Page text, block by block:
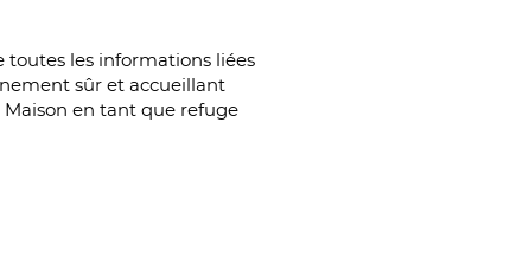
toutes les informations liées
sûr et accueillant
Maison en tant que refuge